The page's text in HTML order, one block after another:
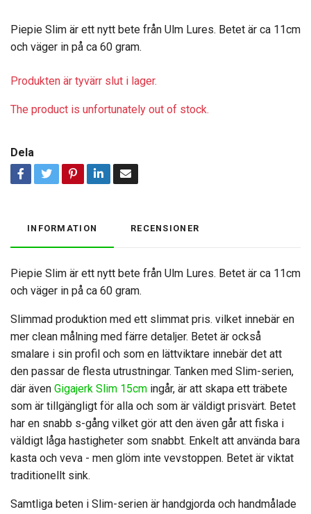
Piepie Slim är ett nytt bete från Ulm Lures. Betet är ca 11cm
och väger in på ca 60 gram.
Produkten är tyvärr slut i lager.
The product is unfortunately out of stock.
Dela
INFORMATION RECENSIONER
Piepie Slim är ett nytt bete från Ulm Lures. Betet är ca 11cm
och väger in på ca 60 gram.
Slimmad produktion med ett slimmat pris. vilket innebär en
mer clean målning med färre detaljer. Betet är också
smalare i sin profil och som en lättviktare innebär det att
den passar de flesta utrustningar. Tanken med Slim-serien,
där även Gigajerk Slim 15cm ingår, är att skapa ett träbete
som är tillgängligt för alla och som är väldigt prisvärt. Betet
har en snabb s-gång vilket gör att den även går att fiska i
väldigt låga hastigheter som snabbt. Enkelt att använda bara
kasta och veva - men glöm inte vevstoppen. Betet är viktat
traditionellt sink.
Samtliga beten i Slim-serien är handgjorda och handmålade